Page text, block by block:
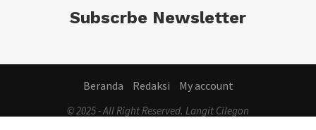
Subscrbe Newsletter
Beranda Redaksi My account
© 2025 - All Right Reserved. Langit Cilegon